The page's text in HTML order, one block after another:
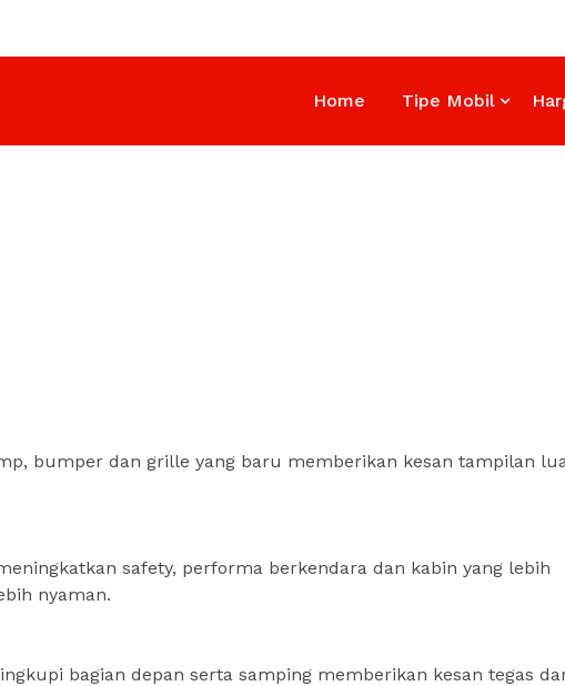
Home Tipe Mobil
bumper dan grille yang baru memberikan kesan tampilan
safety, performa berkendara dan kabin yang lebih
nyaman.
bagian depan serta samping memberikan kesan tegas